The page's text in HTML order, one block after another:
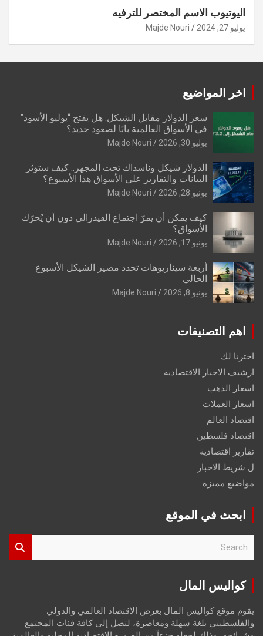
اليوتيوب الاسم المختصر للترفيه
يوليو 27, 2024 Majde Nouri
اخر المواضيع
سعر الدولار مقابل الشيكل: هل يفتح “يوليو الأسود”
في الأسواق العالمية بابًا لصعود جديد؟
يوليو 30, 2026 Majde Nouri
الدولار شيكل وناسداك تحت المجهر.. كيف ستؤثر
البيانات والتقارير على الأسواق هذا الأسبوع؟
يونيو 28, 2026 Majde Nouri
كيف يمكن أن يمرّ اجتماع الفيدرالي دون أن يُحرّك
الأسواق؟
يونيو 17, 2026 Majde Nouri
أربعة سيناريوهات تحدد مصير الشيكل الأسبوع
الحالي
يونيو 8, 2026 Majde Nouri
اهم التصنيفات
اخترنا لك
ارشيف الاخبار الاقتصادية
اسعار الذهب
اسعار العملات
اقتصاد العالم
اقتصاد فلسطين
تقارير اقتصادية
ل شريط الاخبار
مواضيع مميزة
ابحث في الموقع
r
كواليس المال
يقوم موقع كواليس المال بعرض الاقتصاد العالمي والدولي
والفلسطيني بلغة سهلة ومعاصرة، لتصل إلى كافة فئات المجتمع